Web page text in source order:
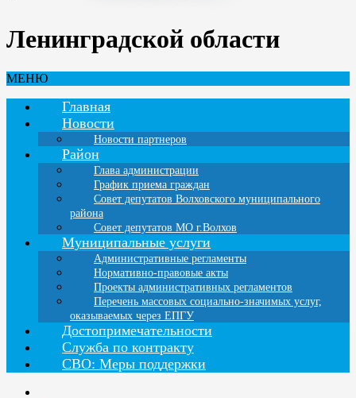
Ленинградской области
МЕНЮ
Главная
Новости
Новости партнеров
Район
Глава администрации
График приема граждан
Совет депутатов Волховского муниципального
района
Совет депутатов МО г.Волхов
Муниципальные услуги
Административные регламенты
Нормативно-правовые акты
Проекты административных регламентов
Перечень массовых социально-значимых услуг,
оказываемых через ЕПГУ
Достопримечательности
Служба по контракту
СВО: Меры поддержки